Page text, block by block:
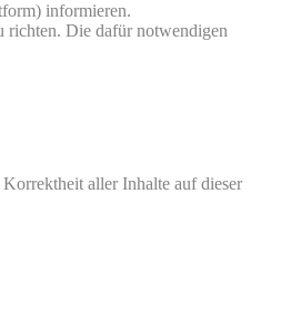
informieren.
richten. Die dafür notwendigen
aller Inhalte auf dieser